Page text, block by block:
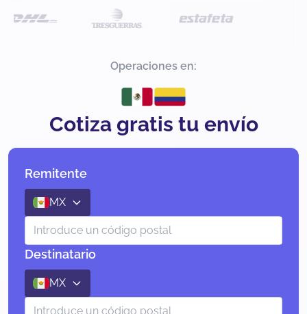
Operaciones en:
Cotiza gratis tu envío
Remitente
MX
Destinatario
MX